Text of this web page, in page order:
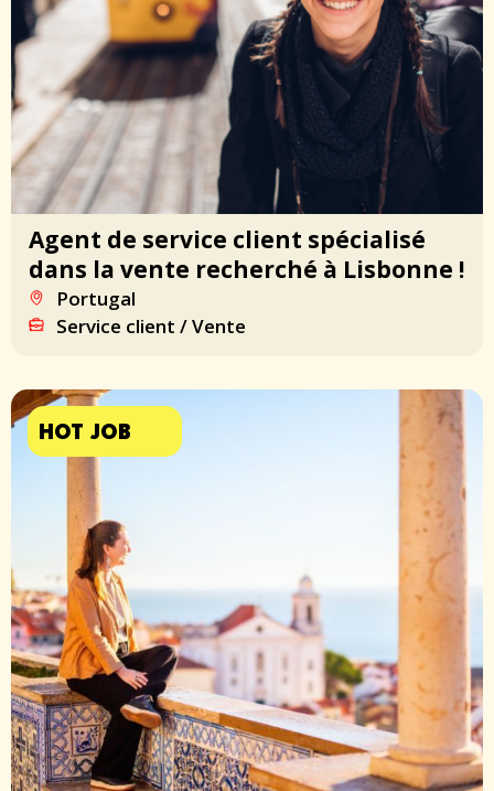
Agent de service client spécialisé
dans la vente recherché à Lisbonne !
Portugal
Service client / Vente
HOT JOB